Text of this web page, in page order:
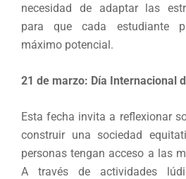
necesidad de adaptar las
para que cada estudiante
máximo potencial.
21 de marzo: Día Internacional
Esta fecha invita a reflexionar
construir una sociedad
personas tengan acceso a las
A través de actividades